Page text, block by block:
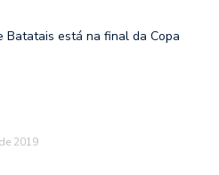
Batatais está na final da Copa
2019